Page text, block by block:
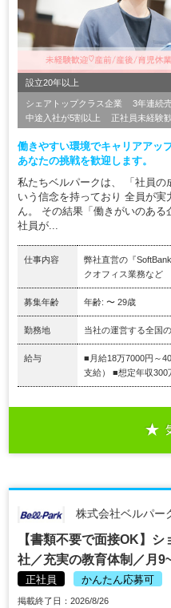
設立20年以上
シェアトップクラス企業 3年連続
中途入社が5割以上
正社員未経験
働きやすい環境でキャリアアッ
あなたの挑戦を歓迎します。
私たちベルパークは、 「社員の
いう信念を持っており 全員が
ん。 その結果「働きがいのある
社員が...
仕事内容
弊社直営の『
クオフィス業務など
募集年齢 年齢: 〜 29歳
勤務地 当社の運営する全国
給与
■月給18万7000円～
支給） ■想定年収300
株式会社ベルパー
【書類不要で面接OK】
社／充実の教育体制／月
正社員 かんたん応募可
掲載終了日：2026/8/26